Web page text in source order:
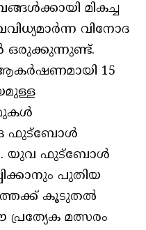
മികച്ച
വിനോദ
ഒരുക്കുന്നുണ്ട്.
ആകർഷണമായി 15
ഫുട്ബോൾ
യുവ ഫുട്ബോൾ
പുതിയ
കൂടുതൽ
മത്സരം